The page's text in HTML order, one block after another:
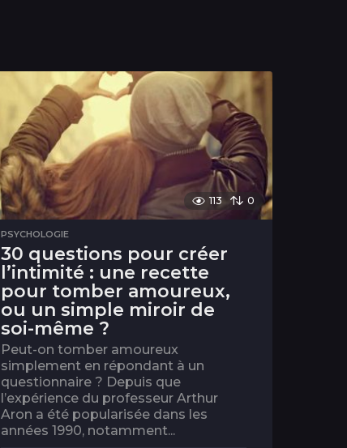
113 0
PSYCHOLOGIE
30 questions pour créer
l’intimité : une recette
pour tomber amoureux,
ou un simple miroir de
soi-même ?
Peut-on tomber amoureux
simplement en répondant à un
questionnaire ? Depuis que
l’expérience du professeur Arthur
Aron a été popularisée dans les
années 1990, notamment...